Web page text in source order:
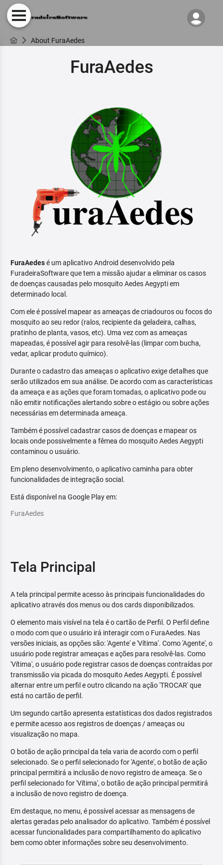
About FuraAedes
FuraAedes
FuraAedesé um aplicativo Android desenvolvido pela
FuradeiraSoftware que tem a missão ajudar a eliminar os casos
de doenças causadas pelo mosquito Aedes Aegypti em
determinado local.
Com ele é possível mapear as ameaças de criadouros ou focos do
mosquito ao seu redor (ralos, recipiente da geladeira, calhas,
pratinho de planta, vasos, etc). Uma vez com as ameaças
mapeadas, é possível agir para resolvê-las (limpar com bucha,
vedar, aplicar produto químico).
Durante o cadastro das ameaças o aplicativo exige detalhes que
serão utilizados em sua análise. De acordo com as características
da ameaça e as ações que foram tomadas, o aplicativo pode ou
não emitir notificações alertando sobre o estágio ou sobre ações
necessárias em determinada ameaça.
Também é possível cadastrar casos de doenças e mapear os
locais onde possivelmente a fêmea do mosquito Aedes Aegypti
contaminou o usuário.
Em pleno desenvolvimento, o aplicativo caminha para obter
funcionalidades de integração social.
Está disponível na Google Play em:
FuraAedes
Tela Principal
A tela principal permite acesso às principais funcionalidades do
aplicativo através dos menus ou dos cards disponibilizados.
O elemento mais visível na tela é o cartão de Perfil. O Perfil define
o modo com que o usuário irá interagir com o FuraAedes. Nas
versões iniciais, as opções são: 'Agente' e 'Vítima'. Como 'Agente', o
usuário pode registrar ameaças e ações para resolvê-las. Como
'Vítima', o usuário pode registrar casos de doenças contraídas por
transmissão via picada do mosquito Aedes Aegypti. É possível
alternar entre um perfil e outro clicando na ação 'TROCAR' que
está no cartão de perfil.
Um segundo cartão apresenta estatísticas dos dados registrados
e permite acesso aos registros de doenças / ameaças ou
visualização no mapa.
O botão de ação principal da tela varia de acordo com o perfil
selecionado. Se o perfil selecionado for 'Agente', o botão de ação
principal permitirá a inclusão de novo registro de ameaça. Se o
perfil selecionado for 'Vítima', o botão de ação principal permitirá
a inclusão de novo registro de doença.
Em destaque, no menu, é possível acessar as mensagens de
alertas geradas pelo analisador do aplicativo. Também é possível
acessar funcionalidades para compartilhamento do aplicativo
bem como obter informações sobre seu desenvolvimento.